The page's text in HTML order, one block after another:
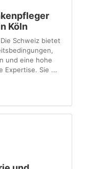
Köln
Schweiz bietet
und eine hohe
Expertise. Sie ...